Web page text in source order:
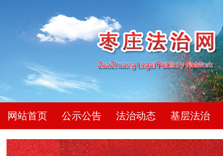
网站首页 公示公告 法治动态 基层法治